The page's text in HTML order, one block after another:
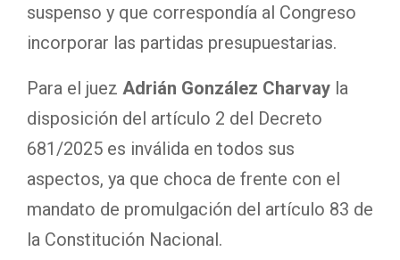
suspenso y que correspondía al Congreso
incorporar las partidas presupuestarias.
Para el juez Adrián González Charvay la
disposición del artículo 2 del Decreto
681/2025 es inválida en todos sus
aspectos, ya que choca de frente con el
mandato de promulgación del artículo 83 de
la Constitución Nacional.